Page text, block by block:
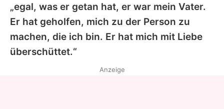
„egal, was er getan hat, er war mein Vater.
Er hat geholfen, mich zu der Person zu
machen, die ich bin. Er hat mich mit Liebe
überschüttet.“
Anzeige